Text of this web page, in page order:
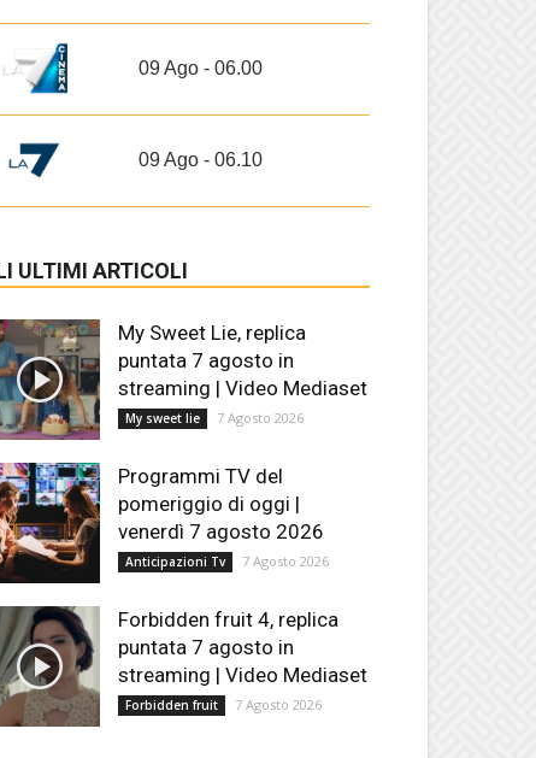
09 Ago - 06.00
09 Ago - 06.10
ULTIMI ARTICOLI
My Sweet Lie, replica
puntata 7 agosto in
streaming | Video Mediaset
My sweet lie 7 Agosto 2026
Programmi TV del
pomeriggio di oggi |
venerdì 7 agosto 2026
Anticipazioni Tv 7 Agosto 2026
Forbidden fruit 4, replica
puntata 7 agosto in
streaming | Video Mediaset
Forbidden fruit 7 Agosto 2026